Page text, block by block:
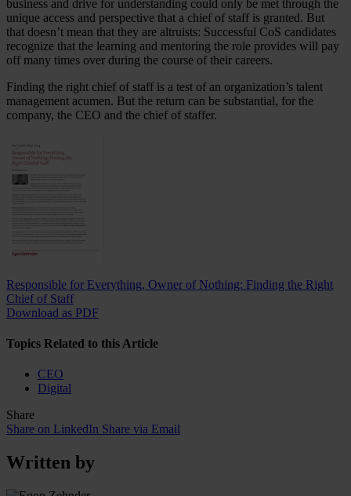
business and drive for understanding could only be met through the
unique access and perspective that a chief of staff is granted. But
that doesn’t mean that they are altruists: Successful CoS candidates
recognize that the learning and mentoring the role provides will pay
off many times over during the course of their careers.
Finding the right chief of staff is a test of an organization’s talent
management acumen. But the return can be substantial, for the
company, the CEO and the chief of staffer.
Responsible for Everything, Owner of Nothing: Finding the Right
Chief of Staff
Download as PDF
Topics Related to this Article
CEO
Digital
Share
Share on LinkedIn Share via Email
Written by